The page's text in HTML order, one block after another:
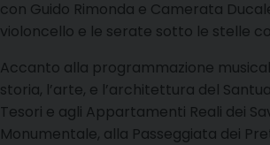
con Guido Rimonda e Camerata
violoncello e le serate sotto le stelle
Accanto alla programmazione
storia, l’arte, e l’architettura del
Tesori e agli Appartamenti Reali dei
Monumentale, alla Passeggiata dei